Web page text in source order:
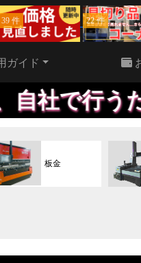
39 件 22 件
ガイド
め、効率
板金